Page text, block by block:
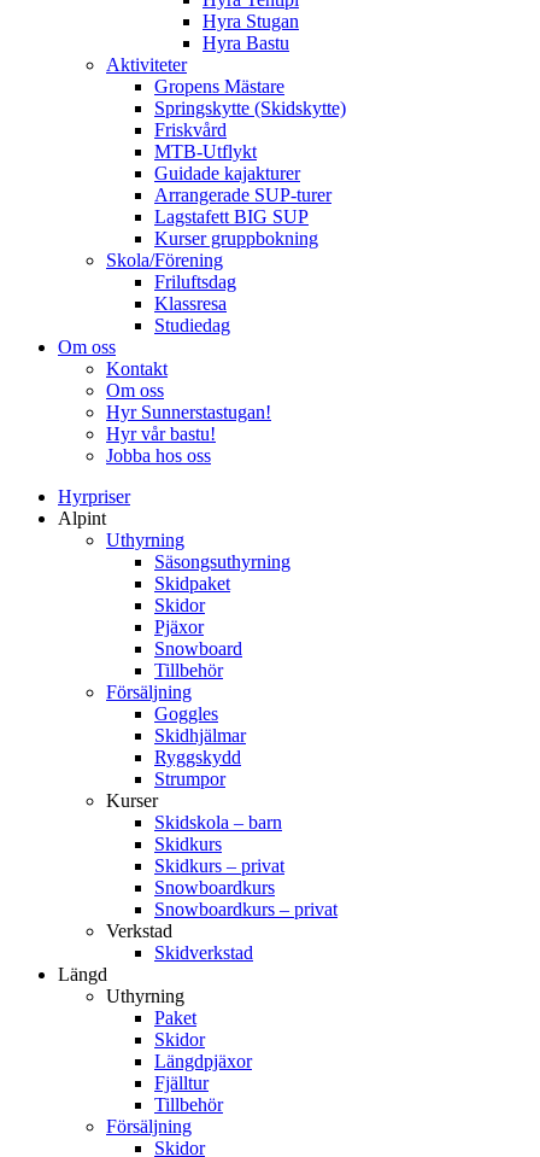
Hyra Stugan
Hyra Bastu
Aktiviteter
Gropens Mästare
Springskytte (Skidskytte)
Friskvård
MTB-Utflykt
Guidade kajakturer
Arrangerade SUP-turer
Lagstafett BIG SUP
Kurser gruppbokning
Skola/Förening
Friluftsdag
Klassresa
Studiedag
Om oss
Kontakt
Om oss
Hyr Sunnerstastugan!
Hyr vår bastu!
Jobba hos oss
Hyrpriser
Alpint
Uthyrning
Säsongsuthyrning
Skidpaket
Skidor
Pjäxor
Snowboard
Tillbehör
Försäljning
Goggles
Skidhjälmar
Ryggskydd
Strumpor
Kurser
Skidskola – barn
Skidkurs
Skidkurs – privat
Snowboardkurs
Snowboardkurs – privat
Verkstad
Skidverkstad
Längd
Uthyrning
Paket
Skidor
Längdpjäxor
Fjälltur
Tillbehör
Försäljning
Skidor